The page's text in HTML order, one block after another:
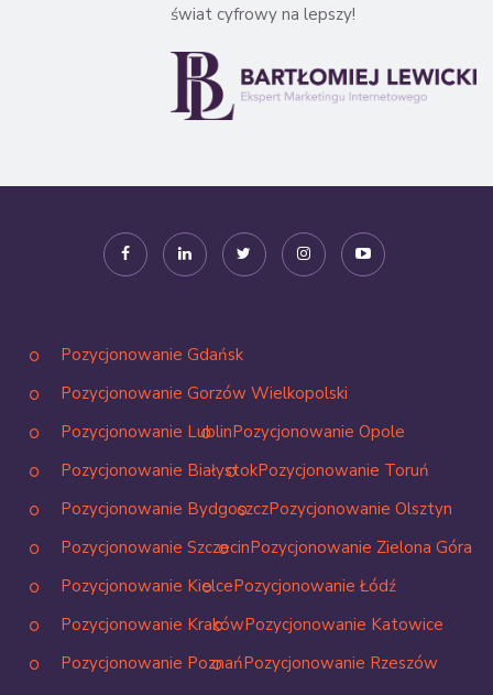
świat cyfrowy na lepszy!
Pozycjonowanie Gdańsk
Pozycjonowanie Gorzów Wielkopolski
Pozycjonowanie LublinPozycjonowanie Opole
Pozycjonowanie BiałystokPozycjonowanie Toruń
Pozycjonowanie BydgoszczPozycjonowanie Olsztyn
Pozycjonowanie SzczecinPozycjonowanie Zielona Góra
Pozycjonowanie KielcePozycjonowanie Łódź
Pozycjonowanie KrakówPozycjonowanie Katowice
Pozycjonowanie PoznańPozycjonowanie Rzeszów